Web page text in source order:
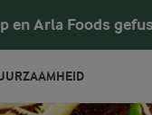
en Arla Foods